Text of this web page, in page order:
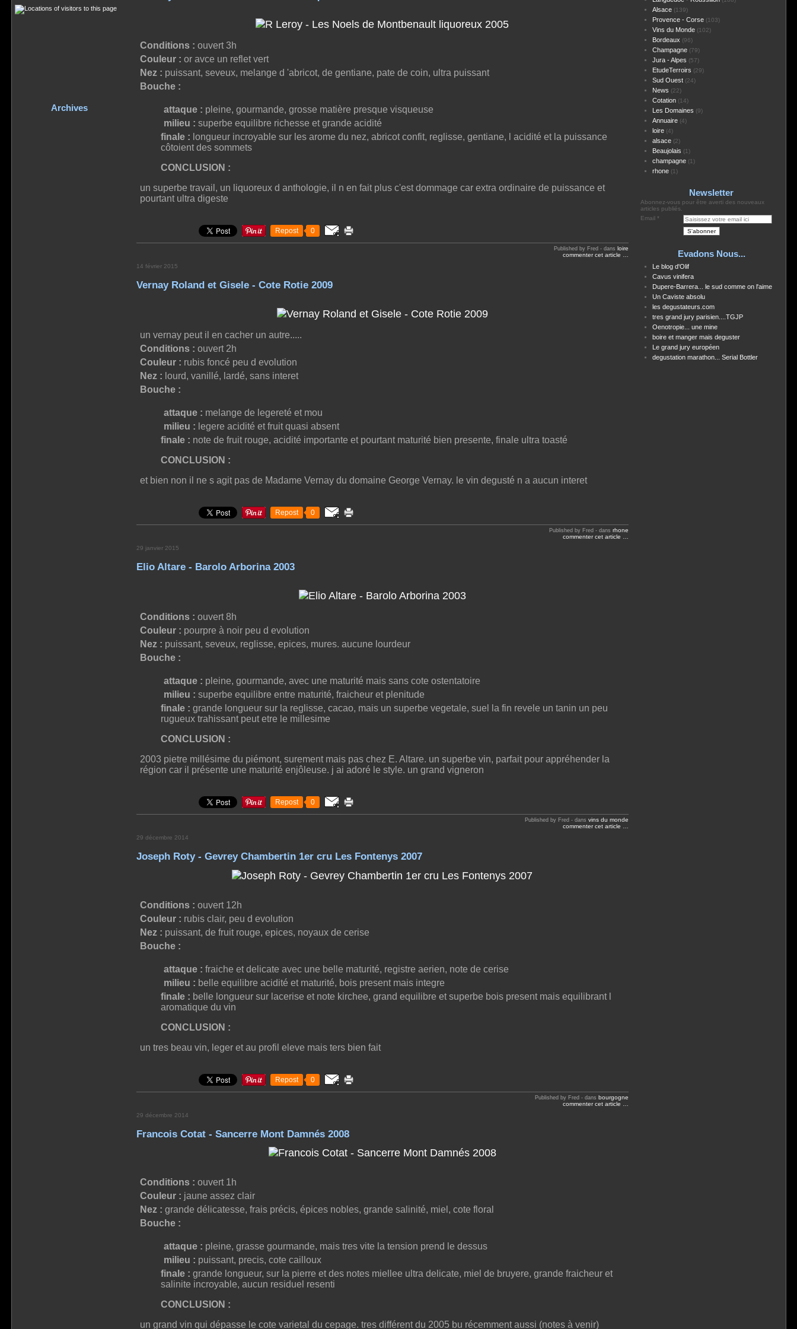
Archives
Conditions : ouvert 3h
Couleur : or avce un reflet vert
Nez : puissant, seveux, melange d 'abricot, de gentiane, pate de coin, ultra puissant
Bouche :
attaque : pleine, gourmande, grosse matière presque visqueuse
milieu : superbe equilibre richesse et grande acidité
finale : longueur incroyable sur les arome du nez, abricot confit, reglisse, gentiane, l acidité et la puissance
côtoient des sommets
CONCLUSION :
un superbe travail, un liquoreux d anthologie, il n en fait plus c'est dommage car extra ordinaire de puissance et
pourtant ultra digeste
Repost 0
Published by Fred -dans loire
commenter cet article
14 février 2015
Vernay Roland et Gisele - Cote Rotie 2009
un vernay peut il en cacher un autre.....
Conditions : ouvert 2h
Couleur : rubis foncé peu d evolution
Nez : lourd, vanillé, lardé, sans interet
Bouche :
attaque : melange de legereté et mou
milieu : legere acidité et fruit quasi absent
finale : note de fruit rouge, acidité importante et pourtant maturité bien presente, finale ultra toasté
CONCLUSION :
et bien non il ne s agit pas de Madame Vernay du domaine George Vernay. le vin degusté n a aucun interet
Repost 0
Published by Fred -dans rhone
commenter cet article
29 janvier 2015
Elio Altare - Barolo Arborina 2003
Conditions : ouvert 8h
Couleur : pourpre à noir peu d evolution
Nez : puissant, seveux, reglisse, epices, mures. aucune lourdeur
Bouche :
attaque : pleine, gourmande, avec une maturité mais sans cote ostentatoire
milieu : superbe equilibre entre maturité, fraicheur et plenitude
finale : grande longueur sur la reglisse, cacao, mais un superbe vegetale, suel la fin revele un tanin un peu
rugueux trahissant peut etre le millesime
CONCLUSION :
2003 pietre millésime du piémont, surement mais pas chez E. Altare. un superbe vin, parfait pour appréhender la
région car il présente une maturité enjôleuse. j ai adoré le style. un grand vigneron
Repost 0
Published by Fred -dans vins du monde
commenter cet article
29 décembre 2014
Joseph Roty - Gevrey Chambertin 1er cru Les Fontenys 2007
Conditions : ouvert 12h
Couleur : rubis clair, peu d evolution
Nez : puissant, de fruit rouge, epices, noyaux de cerise
Bouche :
attaque : fraiche et delicate avec une belle maturité, registre aerien, note de cerise
milieu : belle equilibre acidité et maturité, bois present mais integre
finale : belle longueur sur lacerise et note kirchee, grand equilibre et superbe bois present mais equilibrant l
aromatique du vin
CONCLUSION :
un tres beau vin, leger et au profil eleve mais ters bien fait
Repost 0
Published by Fred -dans bourgogne
commenter cet article
29 décembre 2014
Francois Cotat - Sancerre Mont Damnés 2008
Conditions : ouvert 1h
Couleur : jaune assez clair
Nez : grande délicatesse, frais précis, épices nobles, grande salinité, miel, cote floral
Bouche :
attaque : pleine, grasse gourmande, mais tres vite la tension prend le dessus
milieu : puissant, precis, cote cailloux
finale : grande longueur, sur la pierre et des notes miellee ultra delicate, miel de bruyere, grande fraicheur et
salinite incroyable, aucun residuel resenti
CONCLUSION :
un grand vin qui dépasse le cote varietal du cepage. tres différent du 2005 bu récemment aussi (notes à venir)
Alsace(139)
Provence - Corse(103)
Vins du Monde(102)
Bordeaux (96)
Champagne(79)
Jura - Alpes (57)
EtudeTerroirs (29)
Sud Ouest(24)
News (22)
Cotation(14)
Les Domaines (9)
Annuaire(4)
loire(4)
alsace(2)
Beaujolais (1)
champagne(1)
rhone(1)
Newsletter
Abonnez-vous pour être averti des nouveaux
articles publiés.
Email
Evadons Nous...
Le blog d'Olif
Cavus vinifera
Dupere-Barrera... le sud comme on l'aime
Un Caviste absolu
les degustateurs.com
tres grand jury parisien....TGJP
Oenotropie... une mine
boire et manger mais deguster
Le grand jury européen
degustation marathon... Serial Bottler